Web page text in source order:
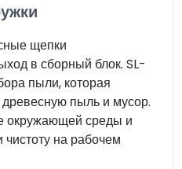
щепки
в сборный блок. SL-
пыли, которая
пыль и мусор.
окружающей среды и
чистоту на рабочем